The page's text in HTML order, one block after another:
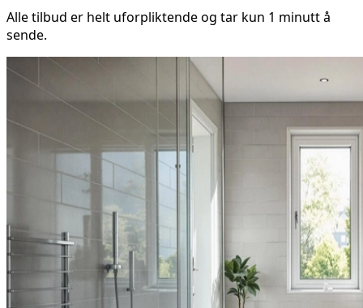
Alle tilbud er helt uforpliktende og tar kun 1 minutt å
sende.